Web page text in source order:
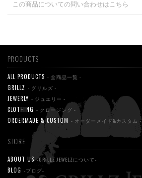
この商品についての問い合わせはこちら
PRODUCTS
ALL PRODUCTS - 全商品一覧 -
GRILLZ - グリルズ -
JEWERLY - ジュエリー -
CLOTHING - クロージング -
ORDERMADE & CUSTOM - オーダーメイド&カスタム -
STORE
ABOUT US -GRILLZ JEWELZについて-
BLOG -ブログ-